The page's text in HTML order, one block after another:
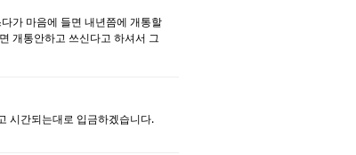
가 마음에 들면 내년쯤에 개통할
개통안하고 쓰신다고 하셔서 그
시간되는대로 입금하겠습니다.